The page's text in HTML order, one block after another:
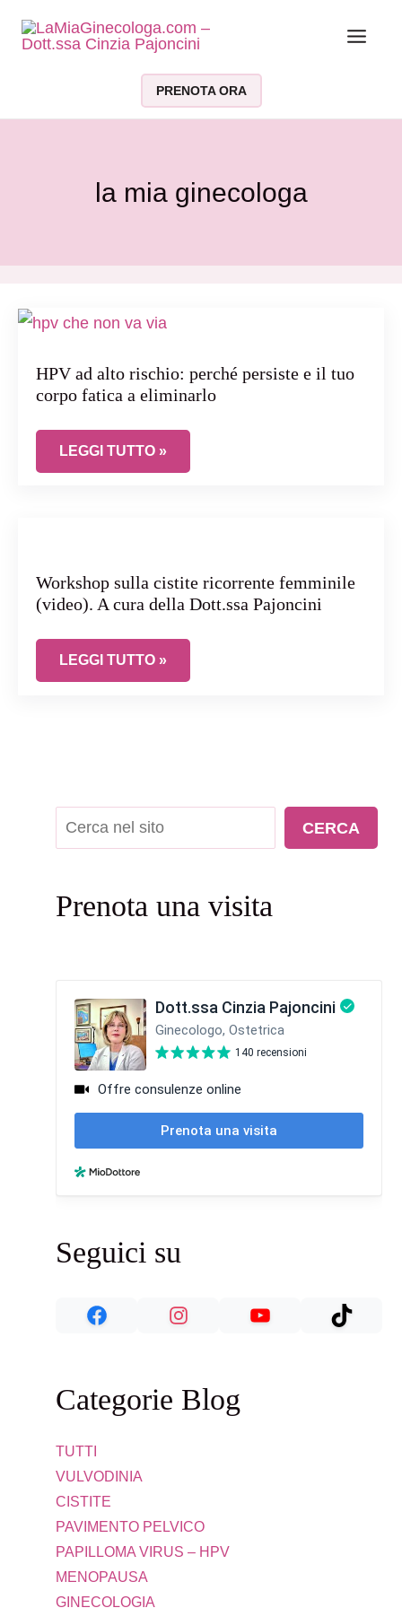
PRENOTA ORA
la mia ginecologa
HPV ad alto rischio: perché persiste e il tuo
corpo fatica a eliminarlo
HPV AD ALTO RISCHIO: PERCHÉ PERSISTE E IL
LEGGI TUTTO »
Workshop sulla cistite ricorrente femminile
(video). A cura della Dott.ssa Pajoncini
WORKSHOP SULLA CISTITE RICORRENTE
LEGGI TUTTO »
Cerca CERCA
Prenota una visita
Seguici su
Categorie Blog
TUTTI
VULVODINIA
CISTITE
PAVIMENTO PELVICO
PAPILLOMA VIRUS – HPV
MENOPAUSA
GINECOLOGIA